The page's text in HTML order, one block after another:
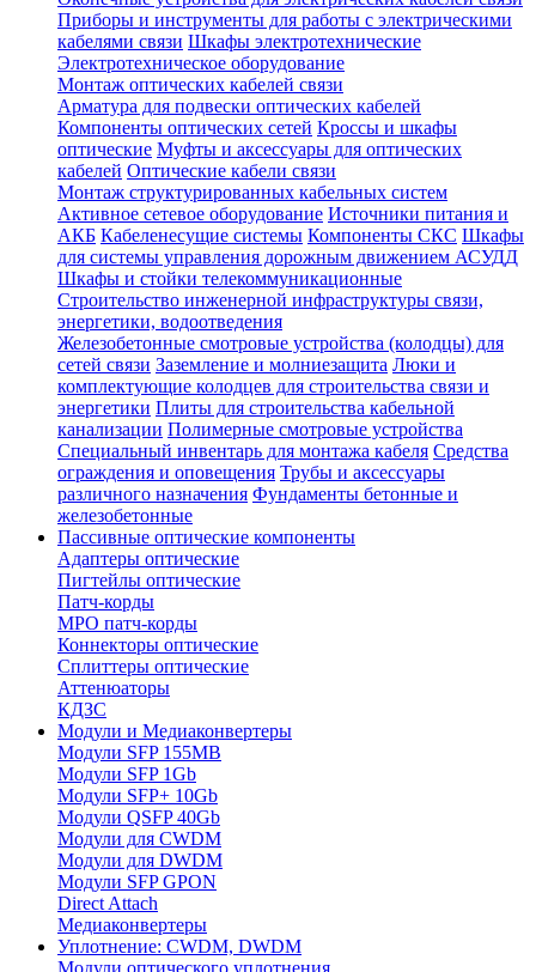
Приборы и инструменты для работы с электрическими
кабелями связи Шкафы электротехнические
Электротехническое оборудование
Монтаж оптических кабелей связи
Арматура для подвески оптических кабелей
Компоненты оптических сетей Кроссы и шкафы
оптические Муфты и аксессуары для оптических
кабелей Оптические кабели связи
Монтаж структурированных кабельных систем
Активное сетевое оборудование Источники питания и
АКБ Кабеленесущие системы Компоненты СКС Шкафы
для системы управления дорожным движением АСУДД
Шкафы и стойки телекоммуникационные
Строительство инженерной инфраструктуры связи,
энергетики, водоотведения
Железобетонные смотровые устройства (колодцы) для
сетей связи Заземление и молниезащита Люки и
комплектующие колодцев для строительства связи и
энергетики Плиты для строительства кабельной
канализации Полимерные смотровые устройства
Специальный инвентарь для монтажа кабеля Средства
ограждения и оповещения Трубы и аксессуары
различного назначения Фундаменты бетонные и
железобетонные
Пассивные оптические компоненты
Адаптеры оптические
Пигтейлы оптические
Патч-корды
MPO патч-корды
Коннекторы оптические
Сплиттеры оптические
Аттенюаторы
КДЗС
Модули и Медиаконвертеры
Модули SFP 155MB
Модули SFP 1Gb
Модули SFP+ 10Gb
Модули QSFP 40Gb
Модули для CWDM
Модули для DWDM
Модули SFP GPON
Direct Attach
Медиаконвертеры
Уплотнение: CWDM, DWDM
Модули оптического уплотнения